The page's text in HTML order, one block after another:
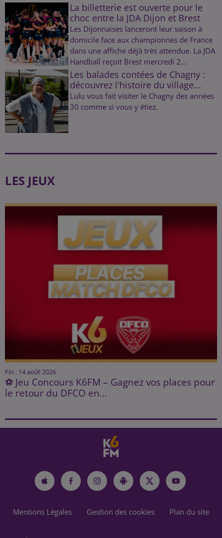
La billetterie est ouverte pour le
choc entre la JDA Dijon et Brest
Les Dijonnaises lanceront leur saison à
domicile face aux championnes de France
dans une affiche déjà très attendue. La JDA
Handball reçoit Brest mercredi 2...
Les balades contées de Chagny :
découvrez l'histoire du village...
Lulu vous fait visiter le Chagny des années
30 comme si vous y étiez.
LES JEUX
Fin : 14 août 2026
⚽ Jeu Concours K6FM – Gagnez vos places pour
le retour du DFCO en...
Mentions Légales Gestion des cookies Plan du site